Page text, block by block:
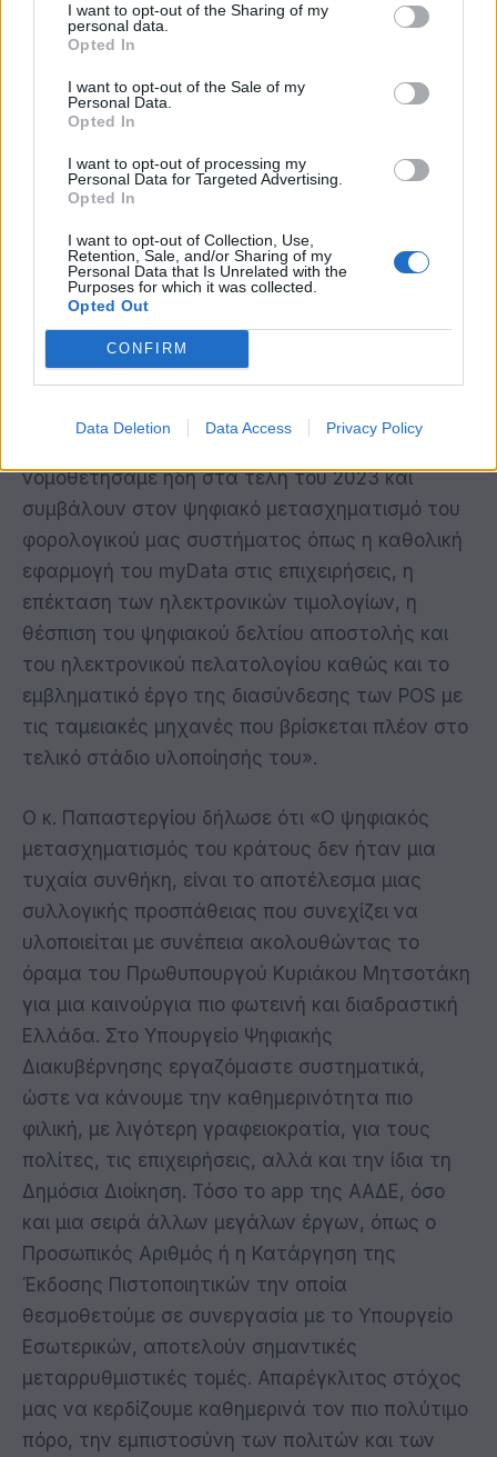
I want to opt-out of the Sharing of my
personal data.
Opted In
I want to opt-out of the Sale of my
Personal Data.
Opted In
I want to opt-out of processing my
Personal Data for Targeted Advertising.
Opted In
I want to opt-out of Collection, Use,
Retention, Sale, and/or Sharing of my
Personal Data that Is Unrelated with the
Purposes for which it was collected.
Opted Out
CONFIRM
Data Deletion Data Access Privacy Policy
ημερολόγιο αλλά και ως «φορολογικό
ξυπνητήρι» για πολίτες και επιχειρήσεις
υποχρεώσεις τους προς την Εφορία και να μην
χάνουν με αυτόν τον τρόπο τις ρυθμίσεις τους.
Η εφαρμογή αυτή αποτελεί έναν καθημερινό
σύμμαχο για εκατομμύρια φορολογούμενους για
μια σειρά φορολογικών συναλλαγών, για την
καλύτερη ενημέρωση τους σχετικά με
προθεσμίες πληρωμών, για επιστροφές φόρων
μειώνουμε εμπόδια και να εντείνουμε την
ψηφιοποίηση των συναλλαγών των πολιτών και
των επιχειρήσεων. Στην κατεύθυνση αυτή
νομοθετήσαμε ήδη στα τέλη του 2023 και
συμβάλουν στον ψηφιακό μετασχηματισμό του
φορολογικού μας συστήματος όπως η καθολική
εφαρμογή του myData στις επιχειρήσεις, η
επέκταση των ηλεκτρονικών τιμολογίων, η
θέσπιση του ψηφιακού δελτίου αποστολής και
του ηλεκτρονικού πελατολογίου καθώς και το
εμβληματικό έργο της διασύνδεσης των POS με
τις ταμειακές μηχανές που βρίσκεται πλέον στο
τελικό στάδιο υλοποίησής του».
Ο κ. Παπαστεργίου δήλωσε ότι «Ο ψηφιακός
μετασχηματισμός του κράτους δεν ήταν μια
τυχαία συνθήκη, είναι το αποτέλεσμα μιας
συλλογικής προσπάθειας που συνεχίζει να
υλοποιείται με συνέπεια ακολουθώντας το
όραμα του Πρωθυπουργού Κυριάκου Μητσοτάκη
για μια καινούργια πιο φωτεινή και διαδραστική
Ελλάδα. Στο Υπουργείο Ψηφιακής
Διακυβέρνησης εργαζόμαστε συστηματικά,
ώστε να κάνουμε την καθημερινότητα πιο
φιλική, με λιγότερη γραφειοκρατία, για τους
πολίτες, τις επιχειρήσεις, αλλά και την ίδια τη
Δημόσια Διοίκηση. Τόσο το app της ΑΑΔΕ, όσο
και μια σειρά άλλων μεγάλων έργων, όπως ο
Προσωπικός Αριθμός ή η Κατάργηση της
Έκδοσης Πιστοποιητικών την οποία
θεσμοθετούμε σε συνεργασία με το Υπουργείο
Εσωτερικών, αποτελούν σημαντικές
μεταρρυθμιστικές τομές. Απαρέγκλιτος στόχος
μας να κερδίζουμε καθημερινά τον πιο πολύτιμο
πόρο, την εμπιστοσύνη των πολιτών και των